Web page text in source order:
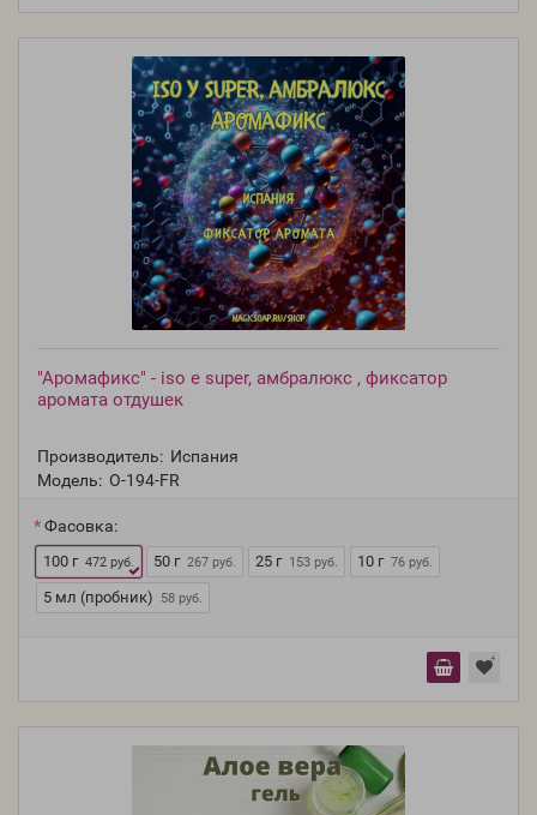
"Аромафикс" - iso е super, амбралюкс , фиксатор
аромата отдушек
Производитель: Испания
Модель: O-194-FR
Фасовка:
100 г 472 руб. 50 г 267 руб. 25 г 153 руб. 10 г 76 руб.
5 мл (пробник) 58 руб.